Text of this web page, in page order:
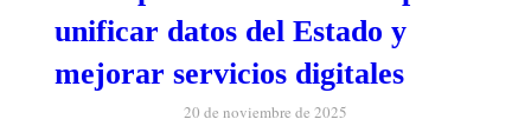
unificar datos del Estado y
mejorar servicios digitales
20 de noviembre de 2025